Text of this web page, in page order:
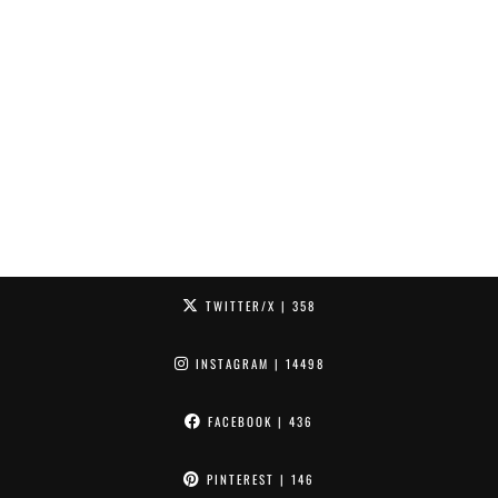
TWITTER/X | 358
INSTAGRAM | 14498
FACEBOOK | 436
PINTEREST | 146